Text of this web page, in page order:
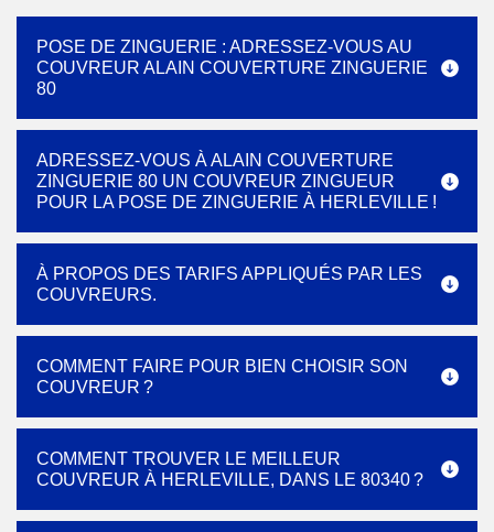
POSE DE ZINGUERIE : ADRESSEZ-VOUS AU
COUVREUR ALAIN COUVERTURE ZINGUERIE
80
ADRESSEZ-VOUS À ALAIN COUVERTURE
ZINGUERIE 80 UN COUVREUR ZINGUEUR
POUR LA POSE DE ZINGUERIE À HERLEVILLE !
À PROPOS DES TARIFS APPLIQUÉS PAR LES
COUVREURS.
COMMENT FAIRE POUR BIEN CHOISIR SON
COUVREUR ?
COMMENT TROUVER LE MEILLEUR
COUVREUR À HERLEVILLE, DANS LE 80340 ?